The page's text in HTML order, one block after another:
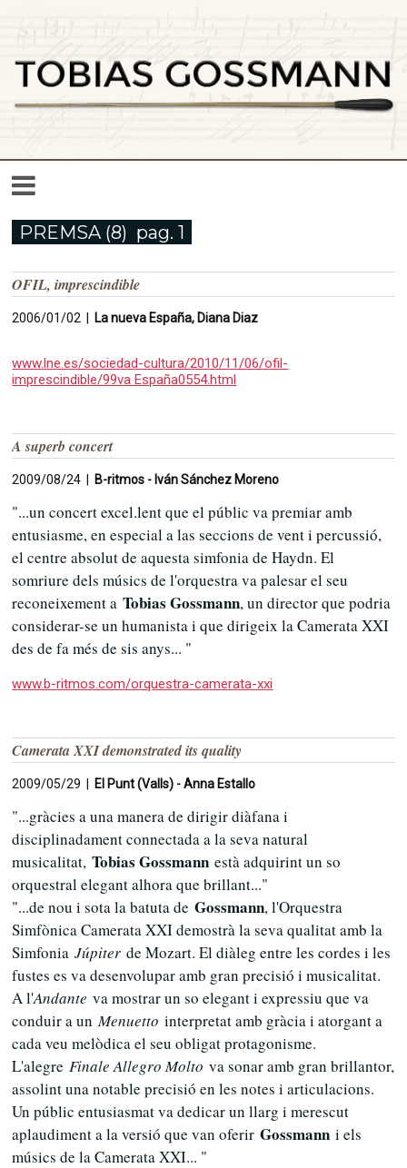
PREMSA (8) pag. 1
OFIL, imprescindible
2006/01/02 | La nueva España, Diana Diaz
www.lne.es/sociedad-cultura/2010/11/06/ofil-
imprescindible/99va España0554.html
A superb concert
2009/08/24 | B-ritmos - Iván Sánchez Moreno
"...un concert excel.lent que el públic va premiar amb
entusiasme, en especial a las seccions de vent i percussió,
el centre absolut de aquesta simfonia de Haydn. El
somriure dels músics de l'orquestra va palesar el seu
reconeixement aTobias Gossmann, un director que podria
considerar-se un humanista i que dirigeix la Camerata XXI
des de fa més de sis anys... "
www.b-ritmos.com/orquestra-camerata-xxi
Camerata XXI demonstrated its quality
2009/05/29 | El Punt (Valls) - Anna Estallo
"...gràcies a una manera de dirigir diàfana i
disciplinadament connectada a la seva natural
musicalitat,Tobias Gossmann està adquirint un so
orquestral elegant alhora que brillant..."
"...de nou i sota la batuta deGossmann, l'Orquestra
Simfònica Camerata XXI demostrà la seva qualitat amb la
SimfoniaJúpiter de Mozart. El diàleg entre les cordes i les
fustes es va desenvolupar amb gran precisió i musicalitat.
A l'Andante va mostrar un so elegant i expressiu que va
conduir a unMenuetto interpretat amb gràcia i atorgant a
cada veu melòdica el seu obligat protagonisme.
L'alegreFinale Allegro Molto va sonar amb gran brillantor,
assolint una notable precisió en les notes i articulacions.
Un públic entusiasmat va dedicar un llarg i merescut
aplaudiment a la versió que van oferirGossmann i els
músics de la Camerata XXI... "